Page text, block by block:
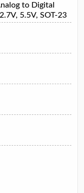
to Digital
5.5V, SOT-23